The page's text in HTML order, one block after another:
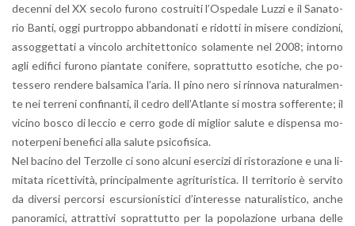
de­cen­ni del XX se­co­lo fu­ro­no co­strui­ti l’O­spe­da­le Luzzi e il Sa­na­to­
rio Banti, oggi pur­trop­po ab­ban­do­na­ti e ri­dot­ti in mi­se­re con­di­zio­ni,
as­sog­get­ta­ti a vin­co­lo ar­chi­tet­to­ni­co so­la­men­te nel 2008; in­tor­no
agli edi­fi­ci fu­ro­no pian­ta­te co­ni­fe­re, so­prat­tut­to eso­ti­che, che po­
tes­se­ro ren­de­re bal­sa­mi­ca l’a­ria. Il pino nero si rin­no­va na­tu­ral­men­
te nei ter­re­ni con­fi­nan­ti, il cedro del­l’A­tlan­te si mo­stra sof­fe­ren­te; il
vi­ci­no bosco di lec­cio e cerro gode di mi­glior sa­lu­te e di­spen­sa mo­
no­ter­pe­ni be­ne­fi­ci alla sa­lu­te psi­co­fi­si­ca.
Nel ba­ci­no del Ter­zol­le ci sono al­cu­ni eser­ci­zi di ri­sto­ra­zio­ne e una li­
mi­ta­ta ri­cet­ti­vi­tà, prin­ci­pal­men­te agri­tu­ri­sti­ca. Il ter­ri­to­rio è ser­vi­to
da di­ver­si per­cor­si escur­sio­ni­sti­ci d’in­te­res­se na­tu­ra­li­sti­co, anche
pa­no­ra­mi­ci, at­trat­ti­vi so­prat­tut­to per la po­po­la­zio­ne ur­ba­na delle